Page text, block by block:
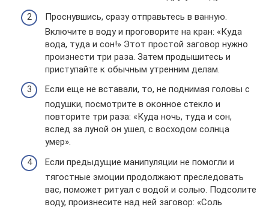
Проснувшись, сразу отправьтесь в ванную.
Включите в воду и проговорите на кран: «Куда
вода, туда и сон!» Этот простой заговор нужно
произнести три раза. Затем продышитесь и
приступайте к обычным утренним делам.
Если еще не вставали, то, не поднимая головы с
подушки, посмотрите в оконное стекло и
повторите три раза: «Куда ночь, туда и сон,
вслед за луной он ушел, с восходом солнца
умер».
Если предыдущие манипуляции не помогли и
тягостные эмоции продолжают преследовать
вас, поможет ритуал с водой и солью. Подсолите
воду, произнесите над ней заговор: «Соль